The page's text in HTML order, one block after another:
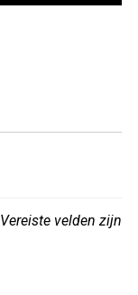
Vereiste velden zijn